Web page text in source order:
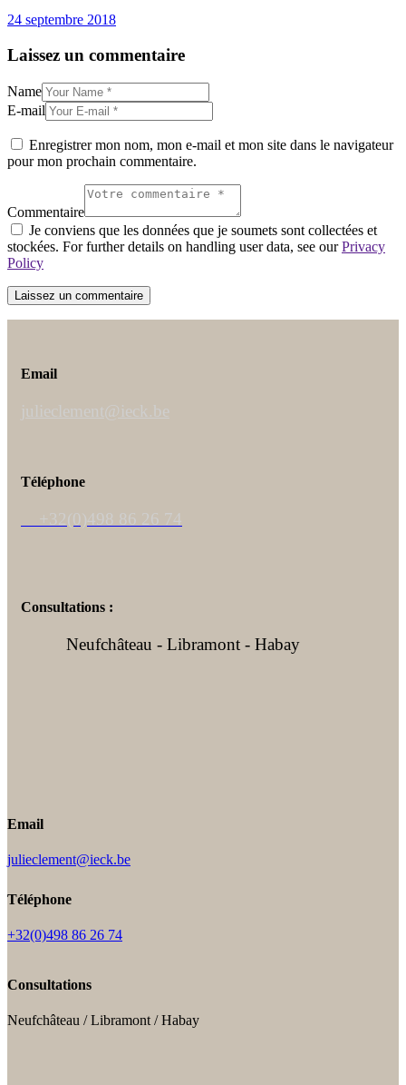
24 septembre 2018
Laissez un commentaire
Name
E-mail
Enregistrer mon nom, mon e-mail et mon site dans le navigateur
pour mon prochain commentaire.
Commentaire
Je conviens que les données que je soumets sont collectées et
stockées. For further details on handling user data, see ourPrivacy
Policy
Email
julieclement@ieck.be
Téléphone
+32(0)498 86 26 74
Consultations :
Neufchâteau - Libramont - Habay
Email
julieclement@ieck.be
Téléphone
+32(0)498 86 26 74
Consultations
Neufchâteau / Libramont / Habay